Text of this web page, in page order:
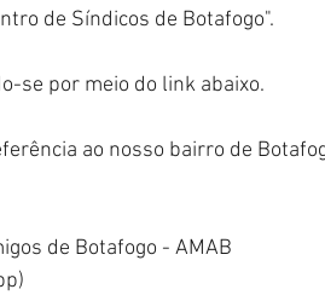
de Síndicos de Botafogo".
se por meio do link abaixo.
ao nosso bairro de
de Botafogo - AMAB